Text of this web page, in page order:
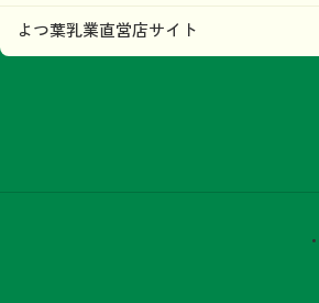
よつ葉乳業直営店サイト